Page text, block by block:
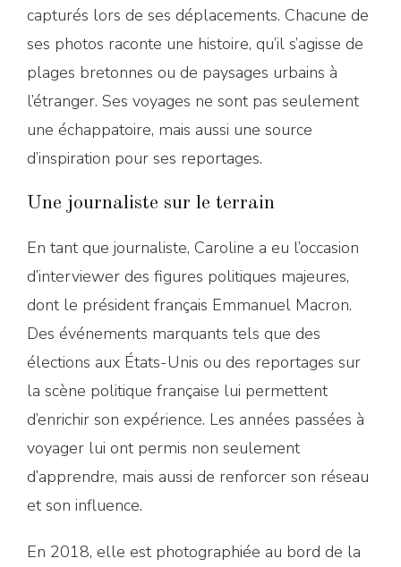
capturés lors de ses déplacements. Chacune de
ses photos raconte une histoire, qu’il s’agisse de
plages bretonnes ou de paysages urbains à
l’étranger. Ses voyages ne sont pas seulement
une échappatoire, mais aussi une source
d’inspiration pour ses reportages.
Une journaliste sur le terrain
En tant que journaliste, Caroline a eu l’occasion
d’interviewer des figures politiques majeures,
dont le président français Emmanuel Macron.
Des événements marquants tels que des
élections aux États-Unis ou des reportages sur
la scène politique française lui permettent
d’enrichir son expérience. Les années passées à
voyager lui ont permis non seulement
d’apprendre, mais aussi de renforcer son réseau
et son influence.
En 2018, elle est photographiée au bord de la